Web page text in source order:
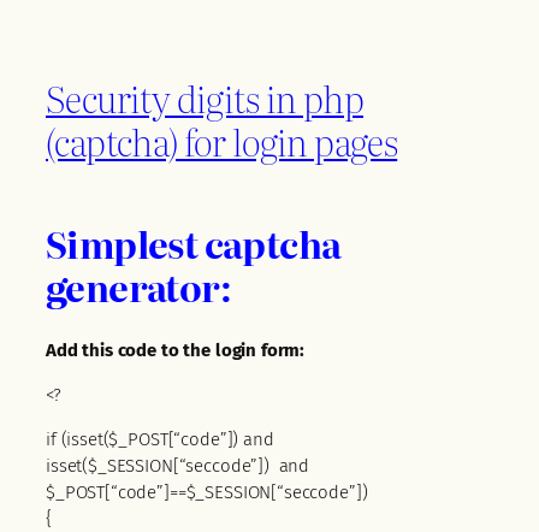
Security digits in php
(captcha) for login pages
Simplest captcha
generator:
Add this code to the login form:
<?
if (isset($_POST[“code”]) and
isset($_SESSION[“seccode”]) and
$_POST[“code”]==$_SESSION[“seccode”])
{